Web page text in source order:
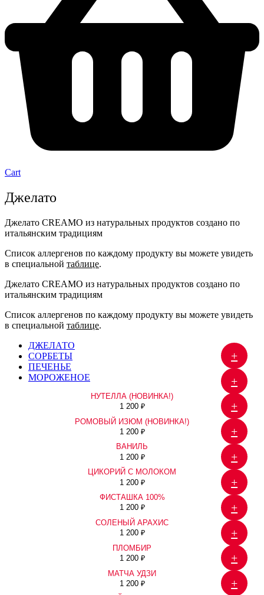
Cart
Джелато
Джелато CREAMO из натуральных продуктов создано по
итальянским традициям
Список аллергенов по каждому продукту вы можете увидеть
в специальной таблице.
Джелато CREAMO из натуральных продуктов создано по
итальянским традициям
Список аллергенов по каждому продукту вы можете увидеть
в специальной таблице.
ДЖЕЛАТО
СОРБЕТЫ
ПЕЧЕНЬЕ
МОРОЖЕНОЕ
НУТЕЛЛА (НОВИНКА!)
1 200 ₽
РОМОВЫЙ ИЗЮМ (НОВИНКА!)
1 200 ₽
ВАНИЛЬ
1 200 ₽
ЦИКОРИЙ С МОЛОКОМ
1 200 ₽
ФИСТАШКА 100%
1 200 ₽
СОЛЕНЫЙ АРАХИС
1 200 ₽
ПЛОМБИР
1 200 ₽
МАТЧА УДЗИ
1 200 ₽